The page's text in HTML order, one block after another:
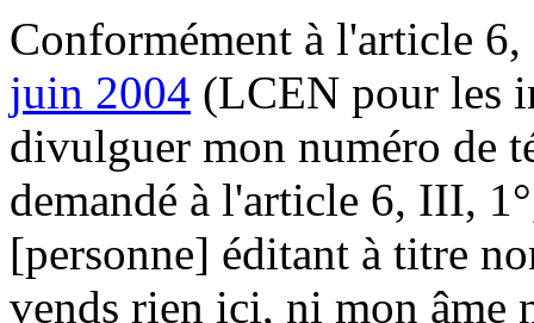
Conformément à l'article
juin 2004 (LCEN pour les
divulguer mon numéro de
demandé à l'article 6, III,
[personne] éditant à titre
vends rien ici, ni mon âme